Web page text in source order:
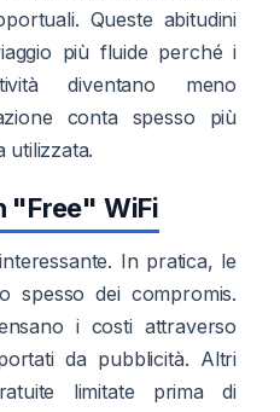
Queste abitudini
più fluide perché i
diventano meno
conta spesso più
utilizzata.
"Free" WiFi
In pratica, le
spesso dei compromis.
i costi attraverso
da pubblicità. Altri
limitate prima di